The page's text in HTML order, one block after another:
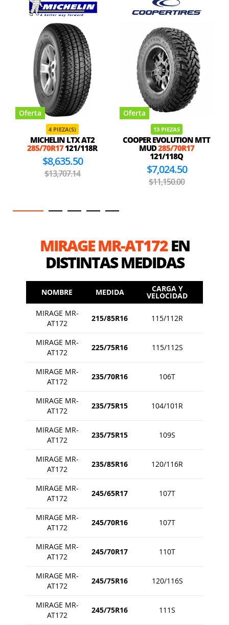
Oferta
4 PIEZA(S)
MICHELIN LTX AT2
285/70R17121/118R
$8,635.50
$13,707.14
Oferta
13 PIEZAS
COOPER EVOLUTION MTT
MUD285/70R17
121/118Q
$7,024.50
$11,150.00
MIRAGE MR-AT172EN
DISTINTAS MEDIDAS
NOMBRE MEDIDA CARGA Y
VELOCIDAD
MIRAGE MR-
AT172
215/85R16 115/112R
MIRAGE MR-
AT172
225/75R16 115/112S
MIRAGE MR-
AT172
235/70R16 106T
MIRAGE MR-
AT172
235/75R15 104/101R
MIRAGE MR-
AT172
235/75R15 109S
MIRAGE MR-
AT172
235/85R16 120/116R
MIRAGE MR-
AT172
245/65R17 107T
MIRAGE MR-
AT172
245/70R16 107T
MIRAGE MR-
AT172
245/70R17 110T
MIRAGE MR-
AT172
245/75R16 120/116S
MIRAGE MR-
AT172
245/75R16 111S